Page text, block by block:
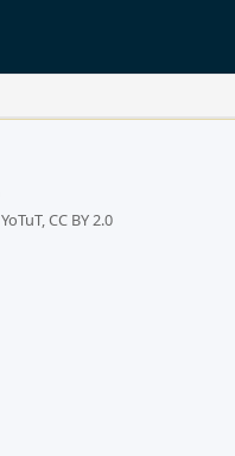
YoTuT, CC BY 2.0